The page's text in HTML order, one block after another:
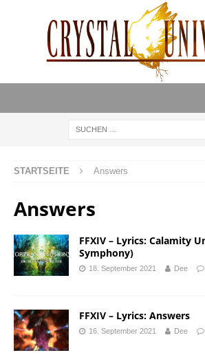
STARTSEITE Answers
Answers
FFXIV – Lyrics: Calamity
Symphony)
18. September 2021 Dee
FFXIV – Lyrics: Answers
16. September 2021 Dee